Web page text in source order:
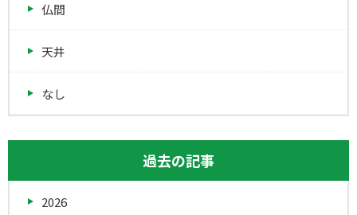
仏間
天井
なし
過去の記事
2026